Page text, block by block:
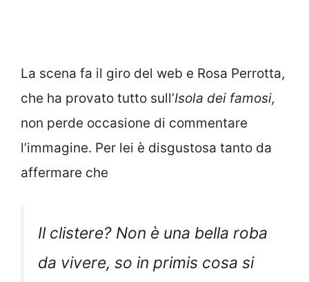
La scena fa il giro del web e Rosa Perrotta,
che ha provato tutto sull’Isola dei famosi,
non perde occasione di commentare
l’immagine. Per lei è disgustosa tanto da
affermare che
Il clistere? Non è una bella roba
da vivere, so in primis cosa si